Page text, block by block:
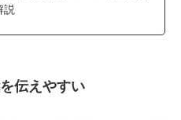
説
伝えやすい